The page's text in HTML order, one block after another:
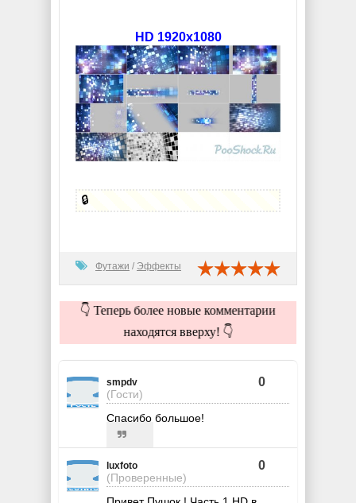
HD 1920x1080
🔒
Футажи / Эффекты
👇 Теперь более новые комментарии
находятся вверху! 👇
smpdv
(Гости)
0
Спасибо большое!
luxfoto
(Проверенные)
0